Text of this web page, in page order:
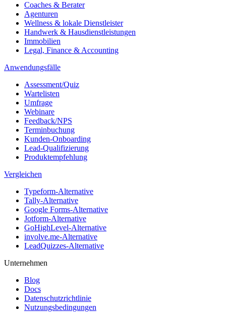
Coaches & Berater
Agenturen
Wellness & lokale Dienstleister
Handwerk & Hausdienstleistungen
Immobilien
Legal, Finance & Accounting
Anwendungsfälle
Assessment/Quiz
Wartelisten
Umfrage
Webinare
Feedback/NPS
Terminbuchung
Kunden-Onboarding
Lead-Qualifizierung
Produktempfehlung
Vergleichen
Typeform-Alternative
Tally-Alternative
Google Forms-Alternative
Jotform-Alternative
GoHighLevel-Alternative
involve.me-Alternative
LeadQuizzes-Alternative
Unternehmen
Blog
Docs
Datenschutzrichtlinie
Nutzungsbedingungen